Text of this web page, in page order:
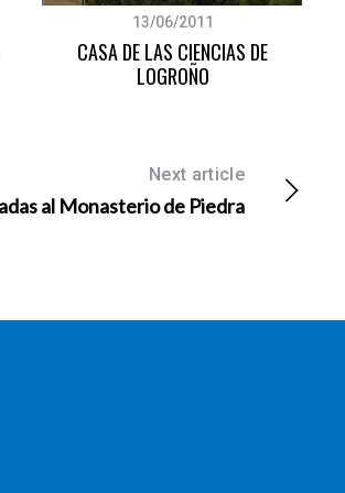
13/06/2011
CASA DE LAS CIENCIAS DE
LOGROÑO
Next article
al Monasterio de Piedra